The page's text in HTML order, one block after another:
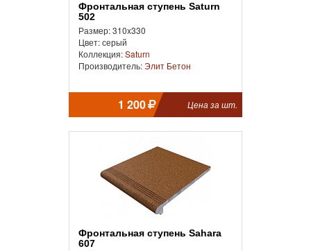
Фронтальная cтупень Saturn
502
Размер: 310x330
Цвет: серый
Коллекция:Saturn
Производитель:Элит Бетон
1 200 Цена за шт.
Фронтальная cтупень Sahara
607